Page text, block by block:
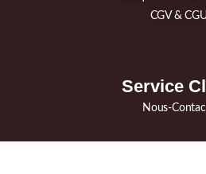
CGV &
Service
Nous-